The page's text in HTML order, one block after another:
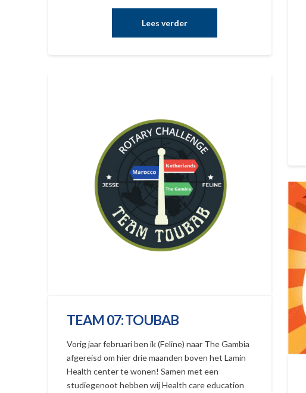
TEAM 07: TOUBAB
Vorig jaar februari ben ik (Feline) naar The Gambia
afgereisd om hier drie maanden boven het Lamin
Health center te wonen! Samen met een
studiegenoot hebben wij Health care education